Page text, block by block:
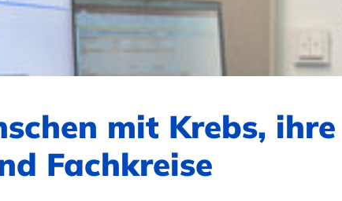
mit Krebs, ihre
Fachkreise